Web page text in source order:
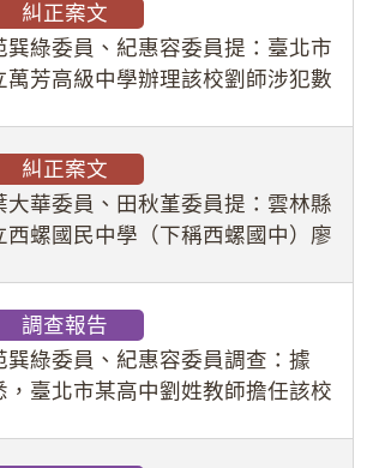
員保障法」及「職業安全衛生法」
定維護公務人員
糾正案文
巽綠委員、紀惠容委員提：臺北市
萬芳高級中學辦理該校劉師涉犯數
把關與糾錯功能，不僅首份調查報
漏未審酌師生不
糾正案文
大華委員、田秋堇委員提：雲林縣
西螺國民中學（下稱西螺國中）廖
羽球隊學生等行為，歷經該校校園
件處理會議（下
調查報告
巽綠委員、紀惠容委員調查：據
，臺北市某高中劉姓教師擔任該校